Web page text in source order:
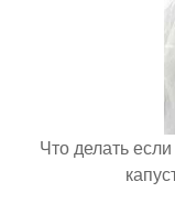
Что делать